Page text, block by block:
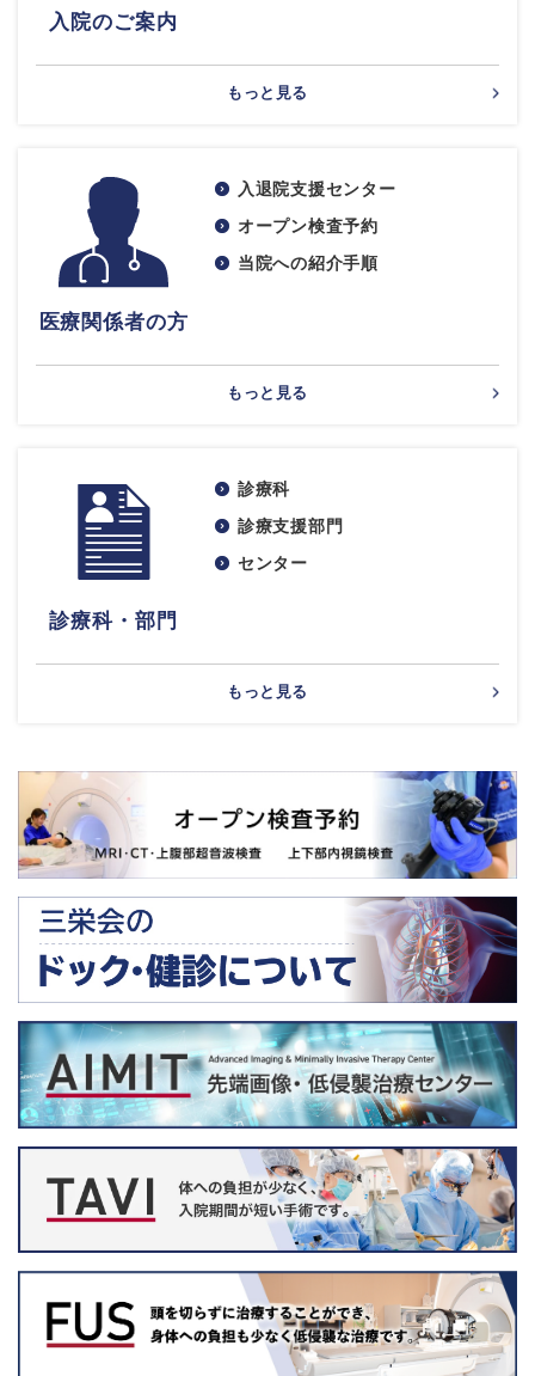
入院のご案内
もっと見る
医療関係者の方
入退院支援センター
オープン検査予約
当院への紹介手順
もっと見る
診療科・部門
診療科
診療支援部門
センター
もっと見る